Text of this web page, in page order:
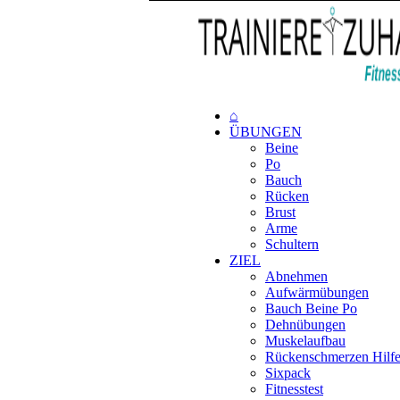
⌂
ÜBUNGEN
Beine
Po
Bauch
Rücken
Brust
Arme
Schultern
ZIEL
Abnehmen
Aufwärmübungen
Bauch Beine Po
Dehnübungen
Muskelaufbau
Rückenschmerzen Hilfe
Sixpack
Fitnesstest